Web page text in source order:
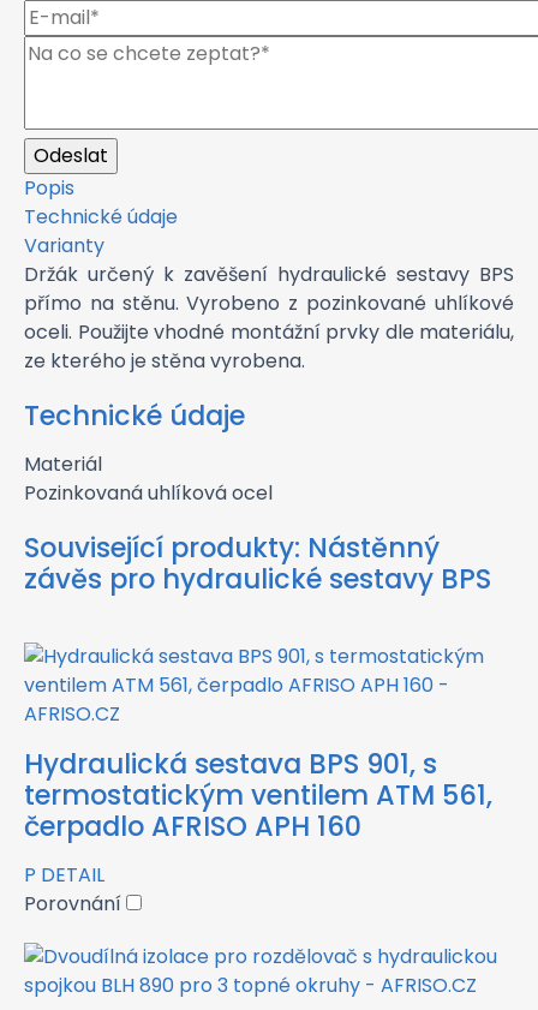
Popis
Technické údaje
Varianty
Držák určený k zavěšení hydraulické sestavy BPS
přímo na stěnu. Vyrobeno z pozinkované uhlíkové
oceli. Použijte vhodné montážní prvky dle materiálu,
ze kterého je stěna vyrobena.
Technické údaje
Materiál
Pozinkovaná uhlíková ocel
Související produkty: Nástěnný
závěs pro hydraulické sestavy BPS
Hydraulická sestava BPS 901, s
termostatickým ventilem ATM 561,
čerpadlo AFRISO APH 160
P DETAIL
Porovnání